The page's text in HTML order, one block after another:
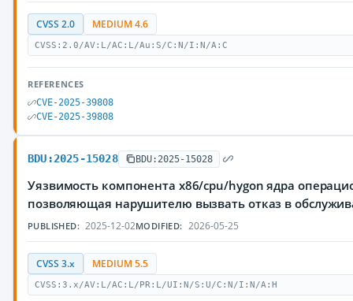
CVSS 2.0 MEDIUM 4.6
CVSS:2.0/AV:L/AC:L/Au:S/C:N/I:N/A:C
REFERENCES
CVE-2025-39808
CVE-2025-39808
BDU:2025-15028 BDU:2025-15028
Уязвимость компонента x86/cpu/hygon ядра
позволяющая нарушителю вызвать отказ в
PUBLISHED: 2025-12-02MODIFIED: 2026-05-25
CVSS 3.x MEDIUM 5.5
CVSS:3.x/AV:L/AC:L/PR:L/UI:N/S:U/C:N/I:N/A:H